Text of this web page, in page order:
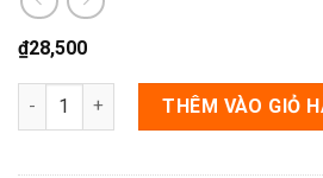
₫28,500
Núm cửa tủ bằng sứ hình trái tim
THÊM VÀO GIỎ